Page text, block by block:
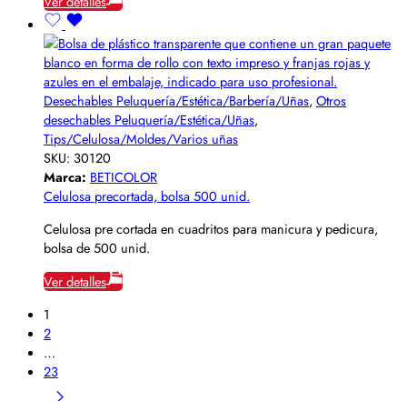
Desechables Peluquería/Estética/Barbería/Uñas, Otros
desechables Peluquería/Estética/Uñas,
Tips/Celulosa/Moldes/Varios uñas
SKU: 30120
Marca: BETICOLOR
Celulosa precortada, bolsa 500 unid.
Celulosa pre cortada en cuadritos para manicura y pedicura,
bolsa de 500 unid.
Ver detalles
1
2
…
23